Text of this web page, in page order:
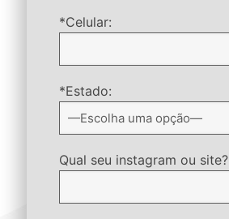
*Celular:
*Estado:
Qual seu instagram ou site?